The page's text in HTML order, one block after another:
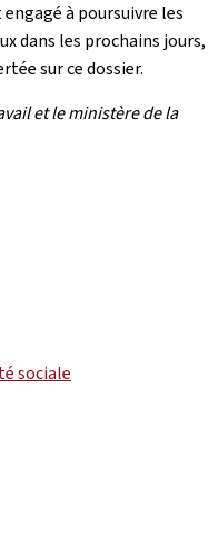
à poursuivre les
dans les prochains jours,
sur ce dossier.
et le ministère de la
sociale